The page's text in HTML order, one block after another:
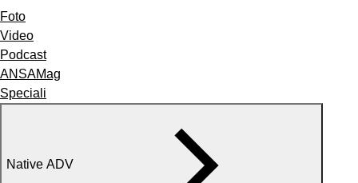
Foto
Video
Podcast
ANSAMag
Speciali
Native ADV